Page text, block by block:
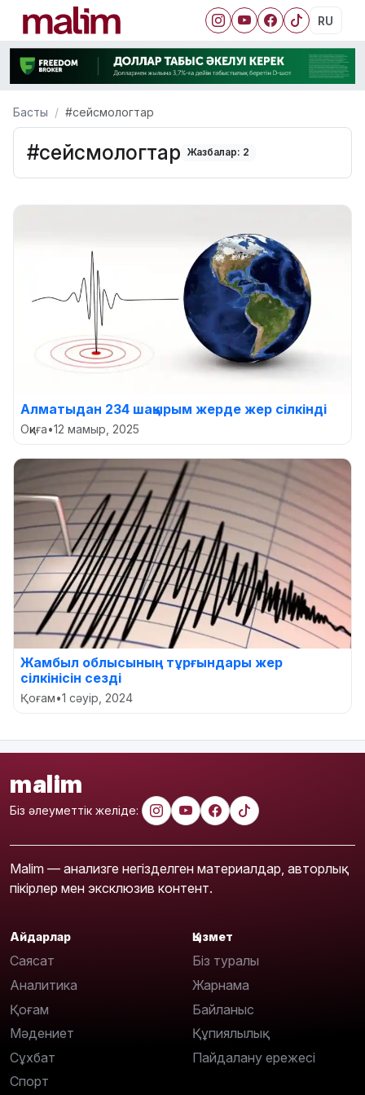
RU
Басты #сейсмологтар
#сейсмологтар Жазбалар: 2
Алматыдан 234 шақырым жерде жер сілкінді
Оқиға•12 мамыр, 2025
Жамбыл облысының тұрғындары жер
сілкінісін сезді
Қоғам•1 сәуір, 2024
malim
Біз әлеуметтік желіде:
Malim — анализге негізделген материалдар, авторлық
пікірлер мен эксклюзив контент.
Айдарлар
Саясат
Аналитика
Қоғам
Мәдениет
Сұхбат
Спорт
Қызмет
Біз туралы
Жарнама
Байланыс
Құпиялылық
Пайдалану ережесі